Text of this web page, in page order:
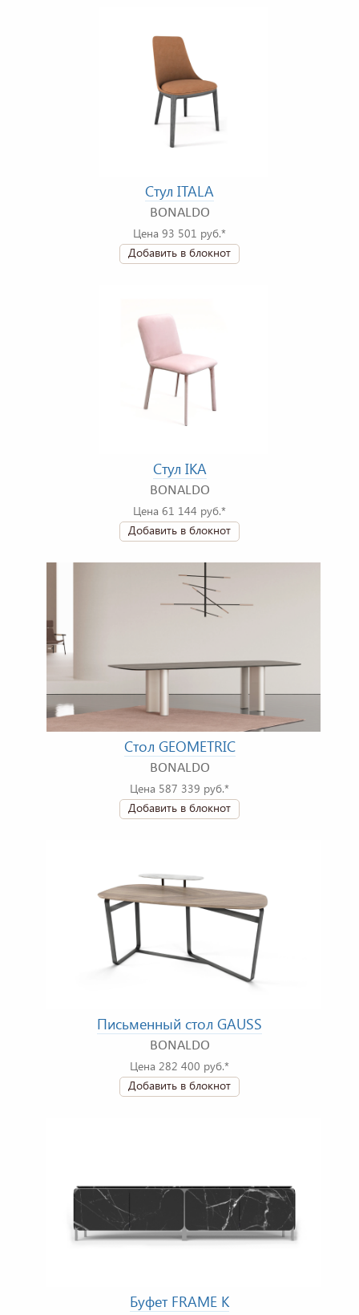
Стул ITALA
BONALDO
Цена 93 501 руб.*
Добавить в блокнот
Стул IKA
BONALDO
Цена 61 144 руб.*
Добавить в блокнот
Стол GEOMETRIC
BONALDO
Цена 587 339 руб.*
Добавить в блокнот
Письменный стол GAUSS
BONALDO
Цена 282 400 руб.*
Добавить в блокнот
Буфет FRAME K